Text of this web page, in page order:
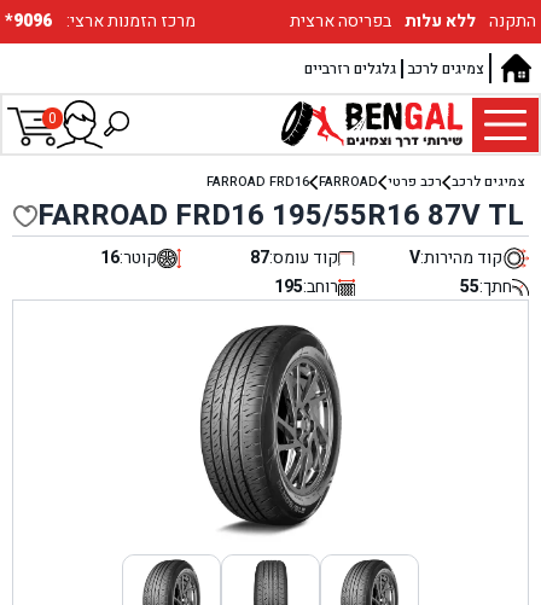
*9096 :מרכז הזמנות ארצי התקנה ללא עלות בפריסה ארצית
גלגלים רזרביים צמיגים לרכב
0
צמיגים לרכב רכב פרטי FARROAD
FARROAD FRD16
FARROAD FRD16 195/55R16 87V TL
קוד מהירות:V קוד עומס:87 קוטר:16
חתך:55 רוחב:195